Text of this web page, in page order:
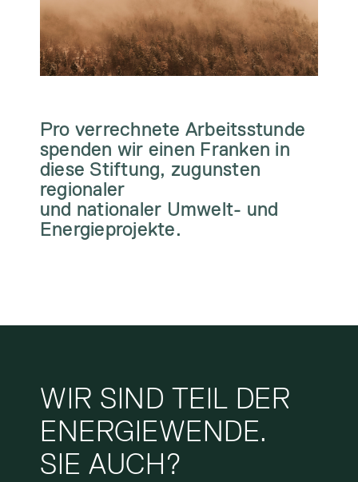
Pro verrechnete Arbeitsstunde
spenden wir einen Franken in
diese Stiftung, zugunsten
regionaler
und nationaler Umwelt- und
Energieprojekte.
WIR SIND TEIL DER
ENERGIEWENDE.
SIE AUCH?